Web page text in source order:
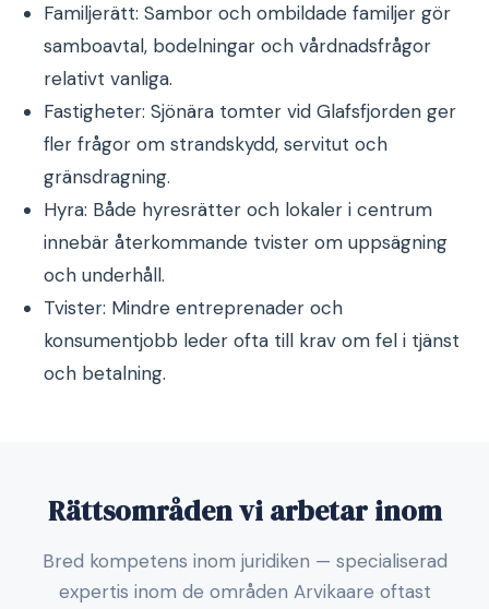
Familjerätt: Sambor och ombildade familjer gör
samboavtal, bodelningar och vårdnadsfrågor
relativt vanliga.
Fastigheter: Sjönära tomter vid Glafsfjorden ger
fler frågor om strandskydd, servitut och
gränsdragning.
Hyra: Både hyresrätter och lokaler i centrum
innebär återkommande tvister om uppsägning
och underhåll.
Tvister: Mindre entreprenader och
konsumentjobb leder ofta till krav om fel i tjänst
och betalning.
Rättsområden vi arbetar inom
Bred kompetens inom juridiken — specialiserad
expertis inom de områden Arvikaare oftast